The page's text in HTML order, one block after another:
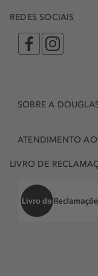
REDES SOCIAIS
SOBRE A
ATENDIMENTO AO
LIVRO DE